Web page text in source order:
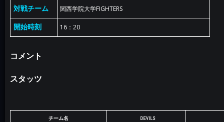
対戦チーム 関西学院大学FIGHTERS
開始時刻 16：20
コメント
スタッツ
チーム名 DEVILS